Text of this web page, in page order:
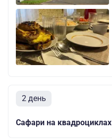
2 день
Сафари на квадроциклах